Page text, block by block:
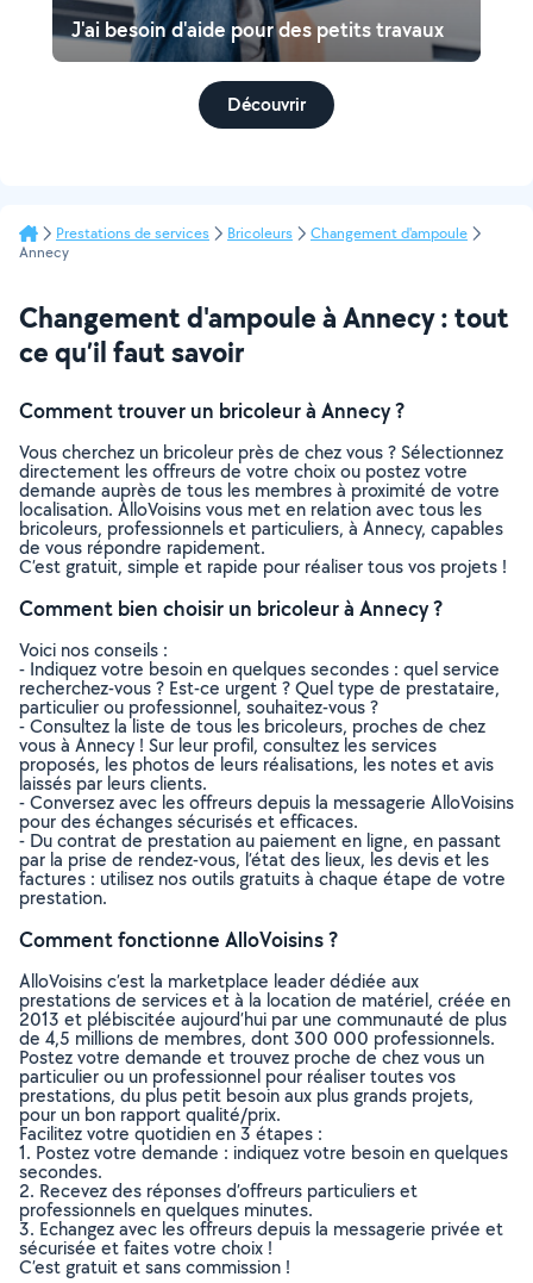
J'ai besoin d'aide pour des petits travaux
Découvrir
Prestations de services Bricoleurs
Changement d'ampoule
Annecy
Changement d'ampoule à Annecy : tout
ce qu’il faut savoir
Comment trouver un bricoleur à Annecy ?
Vous cherchez un bricoleur près de chez vous ? Sélectionnez
directement les offreurs de votre choix ou postez votre
demande auprès de tous les membres à proximité de votre
localisation. AlloVoisins vous met en relation avec tous les
bricoleurs, professionnels et particuliers, à Annecy, capables
de vous répondre rapidement.
C’est gratuit, simple et rapide pour réaliser tous vos projets !
Comment bien choisir un bricoleur à Annecy ?
Voici nos conseils :
- Indiquez votre besoin en quelques secondes : quel service
recherchez-vous ? Est-ce urgent ? Quel type de prestataire,
particulier ou professionnel, souhaitez-vous ?
- Consultez la liste de tous les bricoleurs, proches de chez
vous à Annecy ! Sur leur profil, consultez les services
proposés, les photos de leurs réalisations, les notes et avis
laissés par leurs clients.
- Conversez avec les offreurs depuis la messagerie AlloVoisins
pour des échanges sécurisés et efficaces.
- Du contrat de prestation au paiement en ligne, en passant
par la prise de rendez-vous, l’état des lieux, les devis et les
factures : utilisez nos outils gratuits à chaque étape de votre
prestation.
Comment fonctionne AlloVoisins ?
AlloVoisins c’est la marketplace leader dédiée aux
prestations de services et à la location de matériel, créée en
2013 et plébiscitée aujourd’hui par une communauté de plus
de 4,5 millions de membres, dont 300 000 professionnels.
Postez votre demande et trouvez proche de chez vous un
particulier ou un professionnel pour réaliser toutes vos
prestations, du plus petit besoin aux plus grands projets,
pour un bon rapport qualité/prix.
Facilitez votre quotidien en 3 étapes :
1. Postez votre demande : indiquez votre besoin en quelques
secondes.
2. Recevez des réponses d’offreurs particuliers et
professionnels en quelques minutes.
3. Echangez avec les offreurs depuis la messagerie privée et
sécurisée et faites votre choix !
C’est gratuit et sans commission !